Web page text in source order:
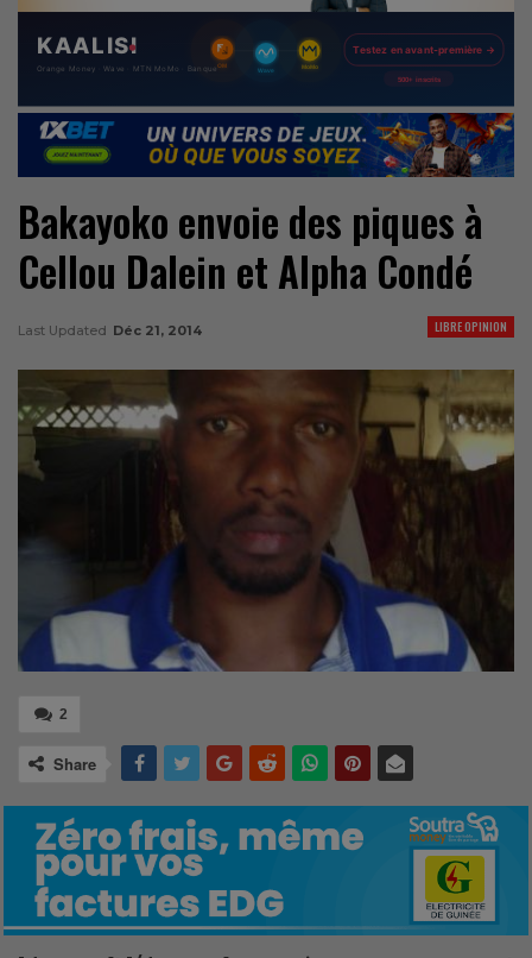
Bakayoko envoie des piques à
Cellou Dalein et Alpha Condé
LIBRE OPINION
Last Updated Déc 21, 2014
2
Share